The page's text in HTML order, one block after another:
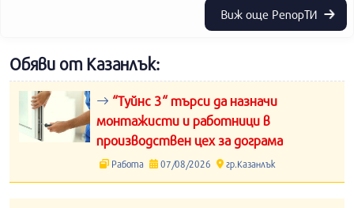
Виж още РепорТИ
Обяви от Казанлък:
“Туйнс 3“ търси да назначи
монтажисти и работници в
производствен цех за дограма
Работа 07/08/2026 гр.Казанлък